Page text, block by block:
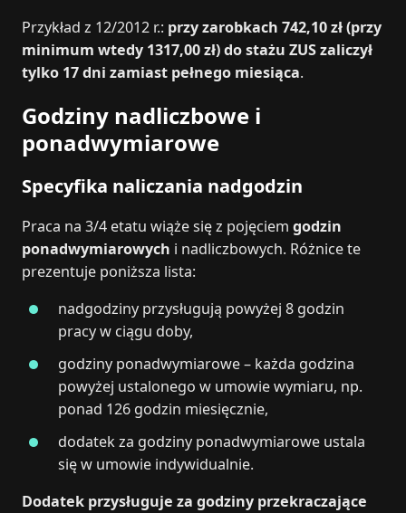
Przykład z 12/2012 r.: przy zarobkach 742,10 zł (przy
minimum wtedy 1317,00 zł) do stażu ZUS zaliczył
tylko 17 dni zamiast pełnego miesiąca.
Godziny nadliczbowe i
ponadwymiarowe
Specyfika naliczania nadgodzin
Praca na 3/4 etatu wiąże się z pojęciem godzin
ponadwymiarowych i nadliczbowych. Różnice te
prezentuje poniższa lista:
nadgodziny przysługują powyżej 8 godzin
pracy w ciągu doby,
godziny ponadwymiarowe – każda godzina
powyżej ustalonego w umowie wymiaru, np.
ponad 126 godzin miesięcznie,
dodatek za godziny ponadwymiarowe ustala
się w umowie indywidualnie.
Dodatek przysługuje za godziny przekraczające